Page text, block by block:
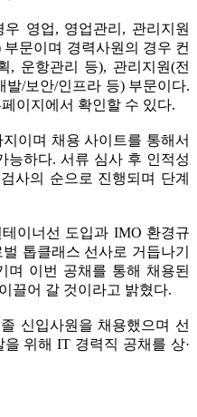
영업, 영업관리, 관리지원
문이며 경력사원의 경우 컨
, 운항관리 등), 관리지원(전
발/보안/인프라 등) 부문이다.
이지에서 확인할 수 있다.
이며 채용 사이트를 통해서
능하다. 서류 심사 후 인적성
사의 순으로 진행되며 단계
이너선 도입과 IMO 환경규
톱클래스 선사로 거듭나기
며 이번 공채를 통해 채용된
끌어 갈 것이라고 밝혔다.
신입사원을 채용했으며 선
위해 IT 경력직 공채를 상·